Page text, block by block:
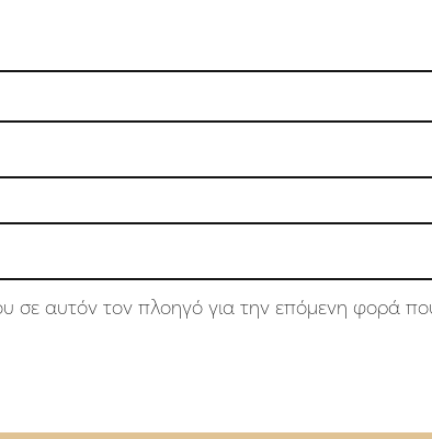
σε αυτόν τον πλοηγό για την επόμενη φορά